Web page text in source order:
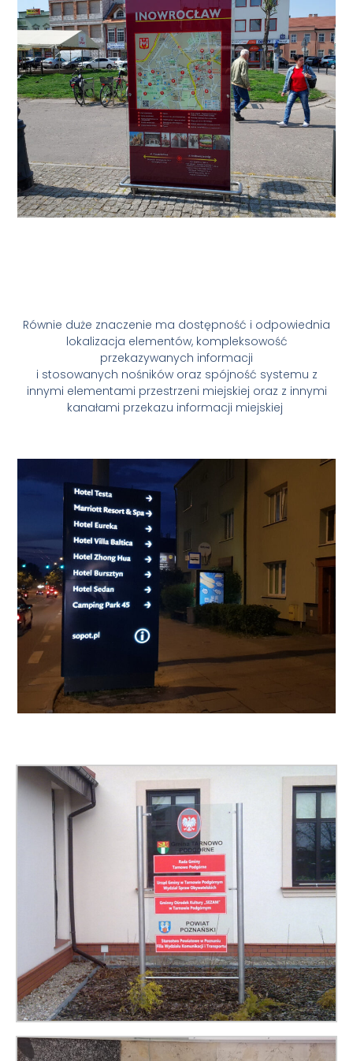
Równie duże znaczenie ma dostępność i odpowiednia
lokalizacja elementów, kompleksowość
przekazywanych informacji
i stosowanych nośników oraz spójność systemu z
innymi elementami przestrzeni miejskiej oraz z innymi
kanałami przekazu informacji miejskiej